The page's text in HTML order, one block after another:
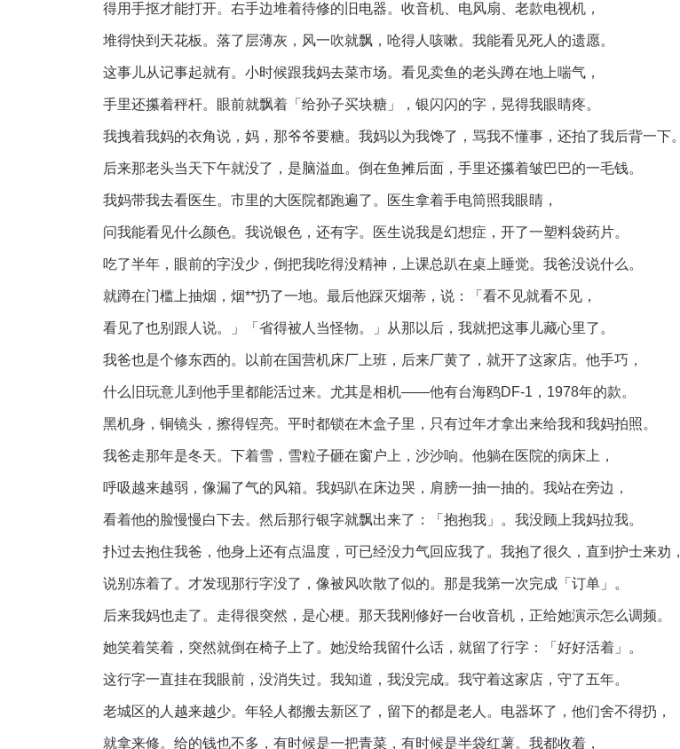
得用手抠才能打开。右手边堆着待修的旧电器。收音机、电风扇、老款电视机，
堆得快到天花板。落了层薄灰，风一吹就飘，呛得人咳嗽。我能看见死人的遗愿。
这事儿从记事起就有。小时候跟我妈去菜市场。看见卖鱼的老头蹲在地上喘气，
手里还攥着秤杆。眼前就飘着「给孙子买块糖」，银闪闪的字，晃得我眼睛疼。
我拽着我妈的衣角说，妈，那爷爷要糖。我妈以为我馋了，骂我不懂事，还拍了我后背一下。
后来那老头当天下午就没了，是脑溢血。倒在鱼摊后面，手里还攥着皱巴巴的一毛钱。
我妈带我去看医生。市里的大医院都跑遍了。医生拿着手电筒照我眼睛，
问我能看见什么颜色。我说银色，还有字。医生说我是幻想症，开了一塑料袋药片。
吃了半年，眼前的字没少，倒把我吃得没精神，上课总趴在桌上睡觉。我爸没说什么。
就蹲在门槛上抽烟，烟**扔了一地。最后他踩灭烟蒂，说：「看不见就看不见，
看见了也别跟人说。」「省得被人当怪物。」从那以后，我就把这事儿藏心里了。
我爸也是个修东西的。以前在国营机床厂上班，后来厂黄了，就开了这家店。他手巧，
什么旧玩意儿到他手里都能活过来。尤其是相机——他有台海鸥DF-1，1978年的款。
黑机身，铜镜头，擦得锃亮。平时都锁在木盒子里，只有过年才拿出来给我和我妈拍照。
我爸走那年是冬天。下着雪，雪粒子砸在窗户上，沙沙响。他躺在医院的病床上，
呼吸越来越弱，像漏了气的风箱。我妈趴在床边哭，肩膀一抽一抽的。我站在旁边，
看着他的脸慢慢白下去。然后那行银字就飘出来了：「抱抱我」。我没顾上我妈拉我。
扑过去抱住我爸，他身上还有点温度，可已经没力气回应我了。我抱了很久，直到护士来劝，
说别冻着了。才发现那行字没了，像被风吹散了似的。那是我第一次完成「订单」。
后来我妈也走了。走得很突然，是心梗。那天我刚修好一台收音机，正给她演示怎么调频。
她笑着笑着，突然就倒在椅子上了。她没给我留什么话，就留了行字：「好好活着」。
这行字一直挂在我眼前，没消失过。我知道，我没完成。我守着这家店，守了五年。
老城区的人越来越少。年轻人都搬去新区了，留下的都是老人。电器坏了，他们舍不得扔，
就拿来修。给的钱也不多，有时候是一把青菜，有时候是半袋红薯。我都收着，